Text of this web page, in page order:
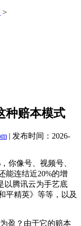
>
种赔本模式
| 发布时间：2026-
像号、视频号、
能连结近20%的增
以腾讯云为手艺底
平精英》等等，以及
盈？由于它的赔本